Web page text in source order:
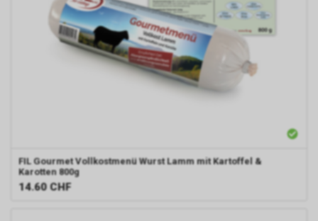
FIL Gourmet Vollkostmenü Wurst Lamm mit Kartoffel &
Karotten 800g
14.60 CHF